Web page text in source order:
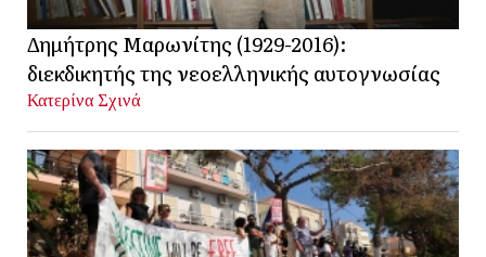
Δημήτρης Μαρωνίτης (1929-2016):
διεκδικητής της νεοελληνικής αυτογνωσίας
Κατερίνα Σχινά